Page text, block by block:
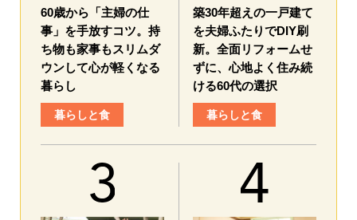
60歳から「主婦の仕
事」を手放すコツ。持
ち物も家事もスリムダ
ウンして心が軽くなる
暮らし
暮らしと食
築30年超えの一戸建て
を夫婦ふたりでDIY刷
新。全面リフォームせ
ずに、心地よく住み続
ける60代の選択
暮らしと食